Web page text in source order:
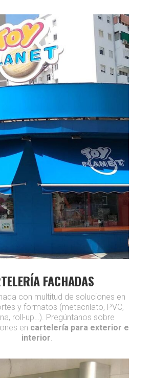
FACHADAS
con multitud de soluciones en
y formatos (metacrilato, PVC,
roll-up…). Pregúntanos sobre
en cartelería para exterior e
interior.